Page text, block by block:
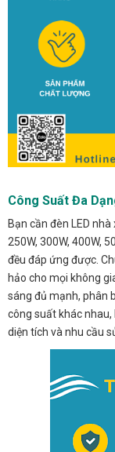
Công Suất Đa
Bạn cần đèn LED
250W, 300W, 400W,
đều đáp ứng được.
hảo cho mọi không
sáng đủ mạnh, phân
công suất khác
diện tích và nhu cầu